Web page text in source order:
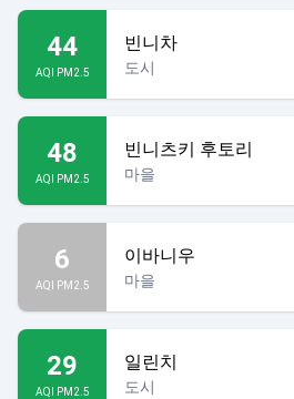
44
AQI PM2.5
빈니차
도시
48
AQI PM2.5
빈니츠키 후토리
마을
6
AQI PM2.5
이바니우
마을
29
AQI PM2.5
일린치
도시